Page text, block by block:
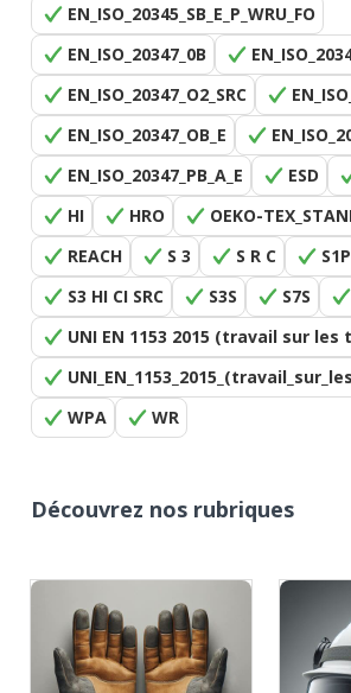
EN_ISO_20345_SB_E_P_WRU_FO
EN_ISO_20347_0B
EN_ISO_20347_O2_SRC
EN_ISO_20347_OB_E
EN_ISO_20347_PB_A_E
ESD
HI
HRO
OEKO-
REACH
S 3 S R C S1P
S3 HI CI SRC
S3S S7S
UNI EN 1153 2015 (travail sur les
UNI_EN_1153_2015_(travail_sur_les
WPA
WR
Découvrez nos rubriques